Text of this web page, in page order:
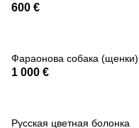
600 €
Фараонова собака (щенки)
1 000 €
Русская цветная болонка